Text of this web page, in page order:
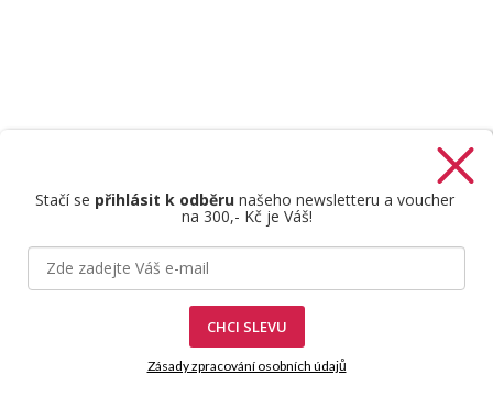
Stačí se přihlásit k odběrunašeho newsletteru a voucher
na 300,- Kč je Váš!
CHCI SLEVU
Zásady zpracování osobních údajů